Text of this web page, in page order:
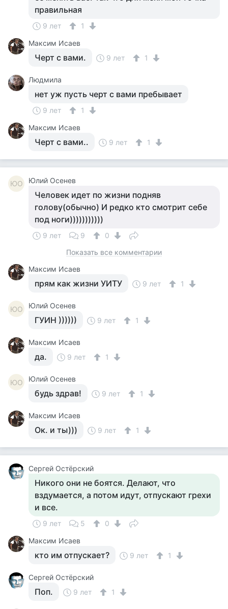
правильная
9 лет
1
Максим Исаев
Черт с вами. 9 лет 1
Людмила
нет уж пусть черт с вами пребывает
9 лет
1
Максим Исаев
Черт с вами.. 9 лет 1
ЮО Юлий Осенев
Человек идет по жизни подняв
голову(обычно) И редко кто смотрит себе
под ноги)))))))))))
9 лет 9
0
Показать все комментарии
Максим Исаев
прям как жизни УИТУ 9 лет 1
ЮО Юлий Осенев
ГУИН )))))) 9 лет 1
Максим Исаев
да. 9 лет 1
ЮО Юлий Осенев
будь здрав! 9 лет 1
Максим Исаев
Ок. и ты))) 9 лет 1
Сергей Остёрский
Никого они не боятся. Делают, что
вздумается, а потом идут, отпускают грехи
и все.
9 лет 5
0
Максим Исаев
кто им отпускает? 9 лет 1
Сергей Остёрский
Поп. 9 лет 1